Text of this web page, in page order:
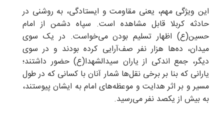
این ویژگی مهم، یعنی مقاومت و ایستادگی، به روشنی در
حادثه کربلا قابل مشاهده است. سپاه دشمن از امام
حسین(ع) اظهار تسلیم بودن می‌خواست. در یک سوی
میدان، ده‌ها هزار نفر صف‌آرایی کرده بودند و در سوی
دیگر، جمع اندکی از یاران سیدالشهدا(ع) حضور داشتند؛
یارانی که بنا بر برخی نقل‌ها شمار آنان با کسانی که در طول
مسیر و بر اثر هدایت و موعظه‌های امام به ایشان پیوستند،
به بیش از یکصد نفر می‌رسید.